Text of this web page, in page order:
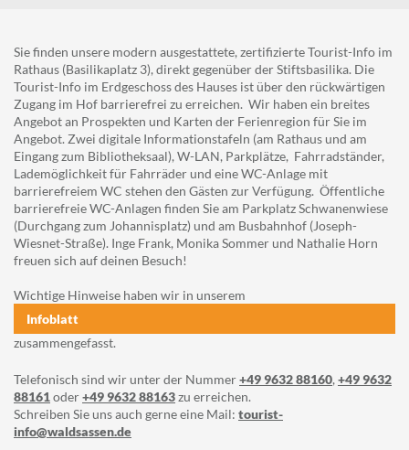
Sie finden unsere modern ausgestattete, zertifizierte Tourist-Info im
Rathaus (Basilikaplatz 3), direkt gegenüber der Stiftsbasilika. Die
Tourist-Info im Erdgeschoss des Hauses ist über den rückwärtigen
Zugang im Hof barrierefrei zu erreichen. Wir haben ein breites
Angebot an Prospekten und Karten der Ferienregion für Sie im
Angebot. Zwei digitale Informationstafeln (am Rathaus und am
Eingang zum Bibliotheksaal), W-LAN, Parkplätze, Fahrradständer,
Lademöglichkeit für Fahrräder und eine WC-Anlage mit
barrierefreiem WC stehen den Gästen zur Verfügung. Öffentliche
barrierefreie WC-Anlagen finden Sie am Parkplatz Schwanenwiese
(Durchgang zum Johannisplatz) und am Busbahnhof (Joseph-
Wiesnet-Straße). Inge Frank, Monika Sommer und Nathalie Horn
freuen sich auf deinen Besuch!
Wichtige Hinweise haben wir in unserem
Infoblatt
zusammengefasst.
Telefonisch sind wir unter der Nummer+49 9632 88160, +49 9632
88161oder+49 9632 88163zu erreichen.
Schreiben Sie uns auch gerne eine Mail: tourist-
info@waldsassen.de